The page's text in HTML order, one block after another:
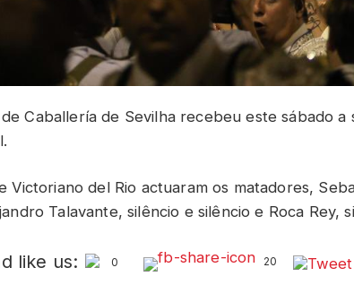
Caballería de Sevilha recebeu este sábado a
Victoriano del Rio actuaram os matadores,
Talavante, silêncio e silêncio e Roca Rey,
like us: 0 20